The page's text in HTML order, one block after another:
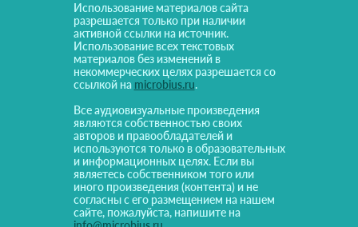
Использование материалов сайта
разрешается только при наличии
активной ссылки на источник.
Использование всех текстовых
материалов без изменений в
некоммерческих целях разрешается со
ссылкой на microbius.ru.
Все аудиовизуальные произведения
являются собственностью своих
авторов и правообладателей и
используются только в образовательных
и информационных целях. Если вы
являетесь собственником того или
иного произведения (контента) и не
согласны с его размещением на нашем
сайте, пожалуйста, напишите на